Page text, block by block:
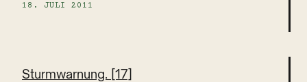
18. JULI 2011
Sturmwarnung. [17]